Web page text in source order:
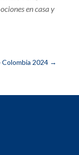
en casa y
Colombia 2024 →